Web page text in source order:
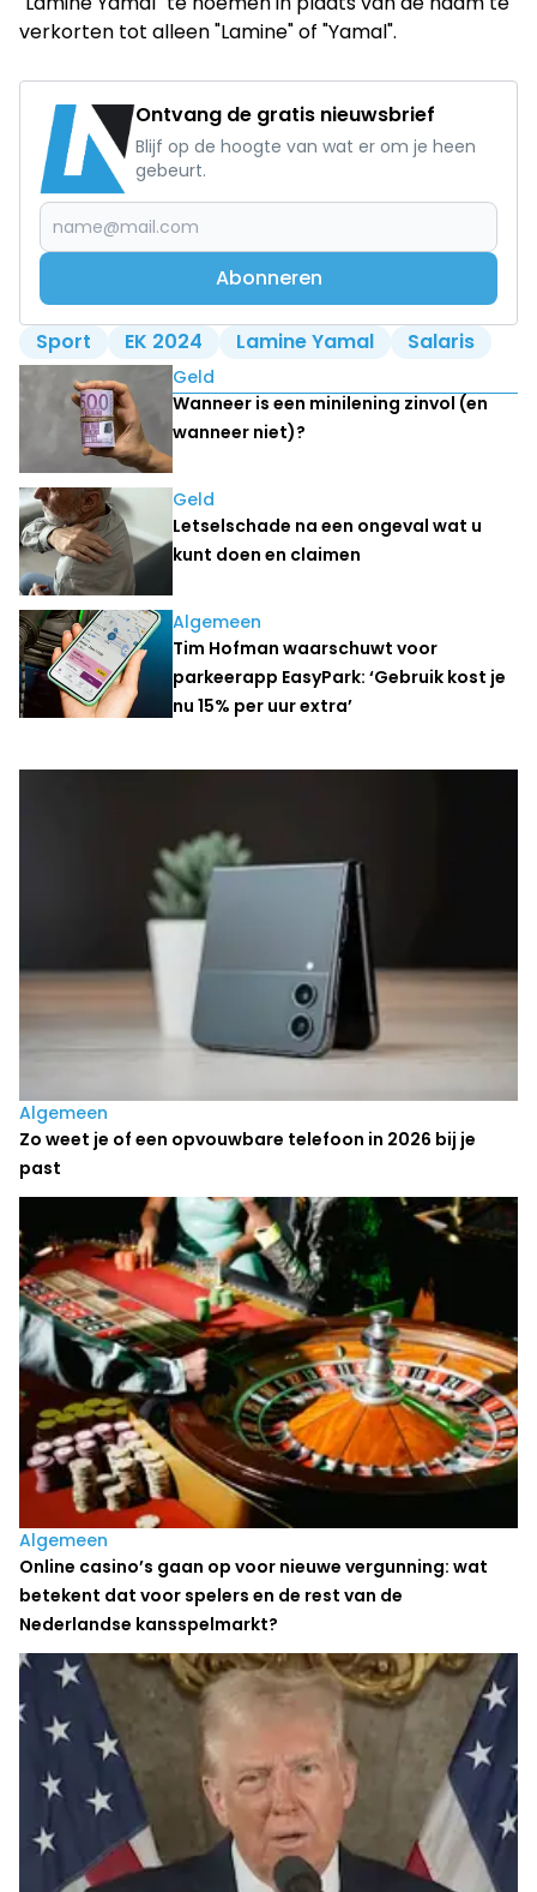
verkorten tot alleen "Lamine" of "Yamal".
Ontvang de gratis nieuwsbrief
Blijf op de hoogte van wat er om je heen
gebeurt.
Abonneren
Sport EK 2024 Lamine Yamal Salaris
Lees ook
Geld
Wanneer is een minilening zinvol (en
wanneer niet)?
Geld
Letselschade na een ongeval wat u
kunt doen en claimen
Algemeen
Tim Hofman waarschuwt voor
parkeerapp EasyPark: ‘Gebruik kost je
nu 15% per uur extra’
Laatste nieuws
Algemeen
Zo weet je of een opvouwbare telefoon in 2026 bij je
past
Algemeen
Online casino’s gaan op voor nieuwe vergunning: wat
betekent dat voor spelers en de rest van de
Nederlandse kansspelmarkt?